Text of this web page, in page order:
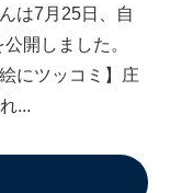
は7月25日、自
開しました。
にツッコミ】庄
...